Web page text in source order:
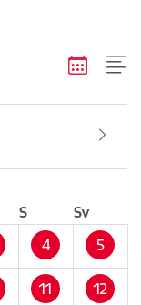
S
Sv
4 5
11 12